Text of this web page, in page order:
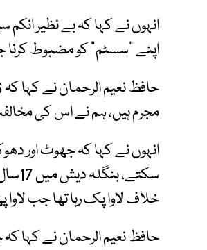
انہوں نے کہا کہ بے نظیر انکم
اپنے ”سسٹم“ کو مضبوط کرنا
مجرم ہیں، ہم نے اس کی
انہوں نے کہا کہ جھوٹ اور
خلاف لاوا پک رہا تھا جب لاوا